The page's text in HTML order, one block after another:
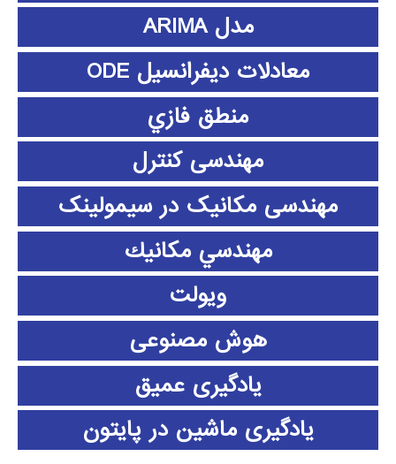
مدل ARIMA
معادلات دیفرانسیل ODE
منطق فازي
مهندسی کنترل
مهندسی مکانیک در سیمولینک
مهندسي مكانيك
ویولت
هوش مصنوعی
یادگیری عمیق
یادگیری ماشین در پایتون